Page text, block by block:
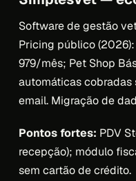
Software de gestão
Pricing público
979/mês; Pet Shop
automáticas cobradas
email. Migração de
Pontos fortes: PDV
recepção); módulo
sem cartão de crédito.